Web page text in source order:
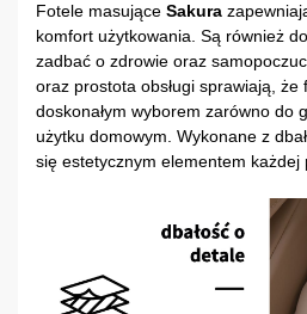
Fotele masujące Sakura
komfort użytkowania. Są również
zadbać o zdrowie oraz
oraz prostota obsługi sprawiają, że
doskonałym wyborem zarówno do
użytku domowym. Wykonane z
się estetycznym elementem każdej